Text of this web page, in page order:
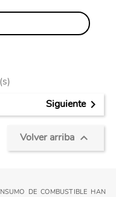
Siguiente
Volver arriba 
DE COMBUSTIBLE HAN